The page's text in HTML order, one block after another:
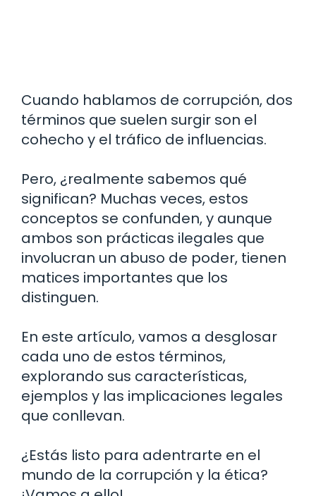
Cuando hablamos de corrupción, dos
términos que suelen surgir son el
cohecho y el tráfico de influencias.
Pero, ¿realmente sabemos qué
significan? Muchas veces, estos
conceptos se confunden, y aunque
ambos son prácticas ilegales que
involucran un abuso de poder, tienen
matices importantes que los
distinguen.
En este artículo, vamos a desglosar
cada uno de estos términos,
explorando sus características,
ejemplos y las implicaciones legales
que conllevan.
¿Estás listo para adentrarte en el
mundo de la corrupción y la ética?